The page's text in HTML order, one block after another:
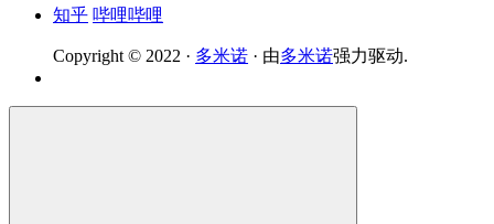
知乎 哔哩哔哩
Copyright © 2022 · 多米诺 · 由多米诺强力驱动.